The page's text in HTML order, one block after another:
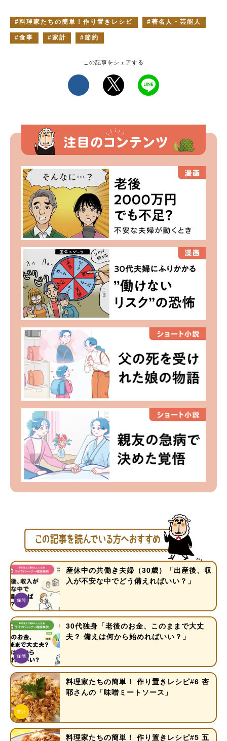
料理家たちの簡単！作り置きレシピ 著名人・芸能人
食事 家計 節約
産休中の共働き夫婦（30歳）「出産後、収
入が不安な中でどう備えればいい？」
30代独身「老後のお金、このままで大丈
夫？ 備えは何から始めればいい？」
料理家たちの簡単！ 作り置きレシピ#6 杏
耶さんの「味噌ミートソース」
料理家たちの簡単！ 作り置きレシピ#5 五